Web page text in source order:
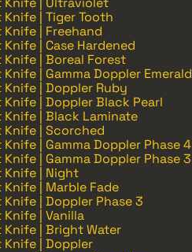
| Tiger Tooth
| Freehand
| Case Hardened
| Boreal Forest
| Gamma Doppler Emerald
| Doppler Ruby
| Doppler Black Pearl
| Black Laminate
Knife | Scorched
| Gamma Doppler Phase 4
| Gamma Doppler Phase 3
Knife | Night
| Marble Fade
| Doppler Phase 3
| Vanilla
| Bright Water
| Doppler